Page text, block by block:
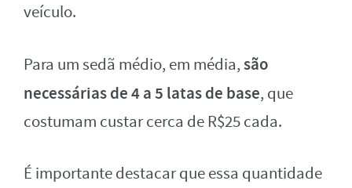
veículo.
Para um sedã médio, em média,são
necessárias de 4 a 5 latas de base, que
costumam custar cerca de R$25 cada.
É importante destacar que essa quantidade